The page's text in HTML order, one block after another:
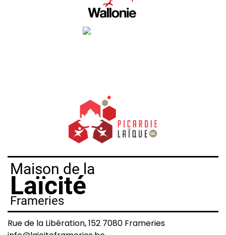
Maison de la
Laïcité
Frameries
Rue de la Libération, 152 7080 Frameries